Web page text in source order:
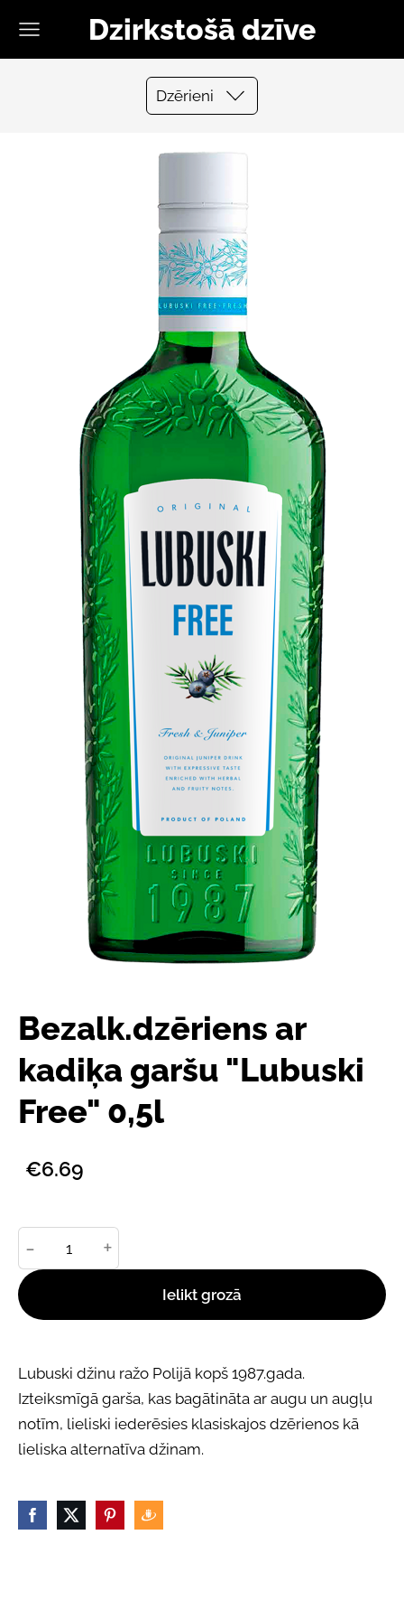
Dzirkstošā dzīve
Dzērieni
Bezalk.dzēriens ar
kadiķa garšu "Lubuski
Free" 0,5l
€6.69
- +
Ielikt grozā
Lubuski džinu ražo Polijā kopš 1987.gada.
Izteiksmīgā garša, kas bagātināta ar augu un augļu
notīm, lieliski iederēsies klasiskajos dzērienos kā
lieliska alternatīva džinam.